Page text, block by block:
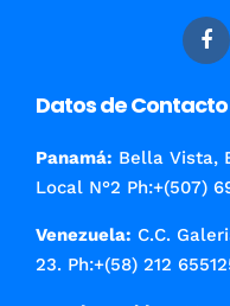
Datos de Contacto
Panamá: Bella Vista,
Local N°2 Ph:+(507)
Venezuela: C.C.
23. Ph:+(58) 212